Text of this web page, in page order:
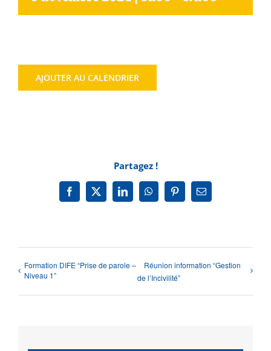
Municipales 2026
AJOUTER AU CALENDRIER
Partagez !
Facebook
X LinkedInWhatsAppPinterestEmail
Formation DIFE “Prise de parole –
Niveau 1”
Réunion information “Gestion
de l’Incivilité”